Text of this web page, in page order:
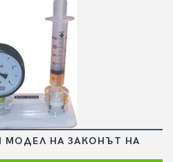
НА ЗАКОНЪТ НА